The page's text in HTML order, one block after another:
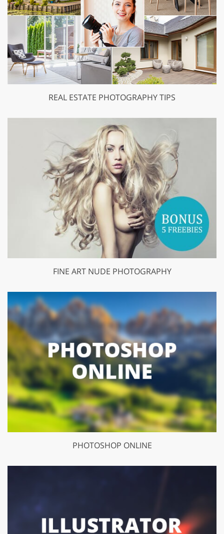
REAL ESTATE PHOTOGRAPHY TIPS
FINE ART NUDE PHOTOGRAPHY
PHOTOSHOP ONLINE